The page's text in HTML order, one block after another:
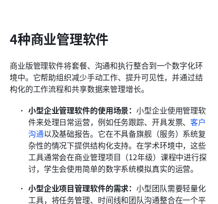
4种商业管理软件
商业版管理软件将套餐、沟通和执行整合到一个数字化环
境中。它帮助组织减少手动工作、提升可见性，并通过结
构化的工作流程和共享数据来管理增长。
小型企业管理软件的使用场景：小型企业使用管理软
件来处理日常运营，例如任务跟踪、开具发票、客户
沟通以及基础报告。它在不具备旗舰（服务）系统复
杂性的情况下提供结构化支持。在学术环境中，这些
工具通常会在商业管理项目（12年级）课程中进行探
讨，学生会使用简单的数字系统模拟真实的运营。
小型企业项目管理软件的需求：小型团队需要轻量化
工具，将任务管理、时间线和团队沟通整合在一个平